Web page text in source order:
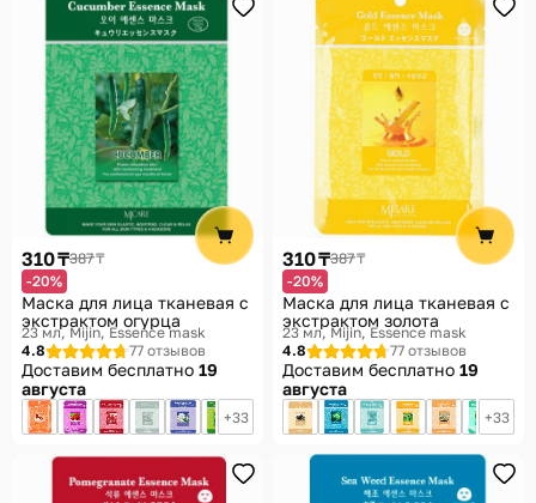
310 ₸387 ₸
-20%
Маска для лица тканевая с
экстрактом огурца
23 мл Mijin, Essence mask
4.8
77 отзывов
Доставим бесплатно 19
августа
33
310 ₸387 ₸
-20%
Маска для лица тканевая с
экстрактом золота
23 мл Mijin, Essence mask
4.8
77 отзывов
Доставим бесплатно 19
августа
33